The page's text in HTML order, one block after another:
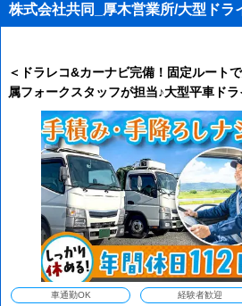
株式会社共同_厚木営業所/大型ドラ
＜ドラレコ&カーナビ完備！固定ルート
属フォークスタッフが担当♪大型平車ド
車通勤OK 経験者歓迎